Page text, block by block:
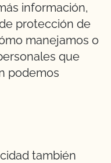
información,
protección de
manejamos o
que
podemos
también